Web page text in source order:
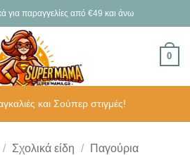
για παραγγελίες από €49 και άνω
0
και Σούπερ στιγμές!
/ Σχολικά είδη / Παγούρια